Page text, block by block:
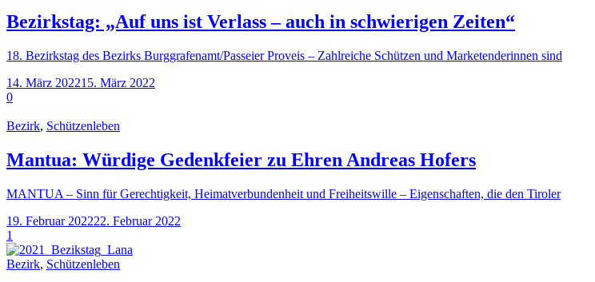
Bezirkstag: „Auf uns ist Verlass – auch in schwierigen Zeiten“
18. Bezirkstag des Bezirks Burggrafenamt/Passeier Proveis – Zahlreiche Schützen und Marketenderinnen sind
14. März 202215. März 2022
0
Bezirk, Schützenleben
Mantua: Würdige Gedenkfeier zu Ehren Andreas Hofers
MANTUA – Sinn für Gerechtigkeit, Heimatverbundenheit und Freiheitswille – Eigenschaften, die den Tiroler
19. Februar 202222. Februar 2022
1
Bezirk, Schützenleben